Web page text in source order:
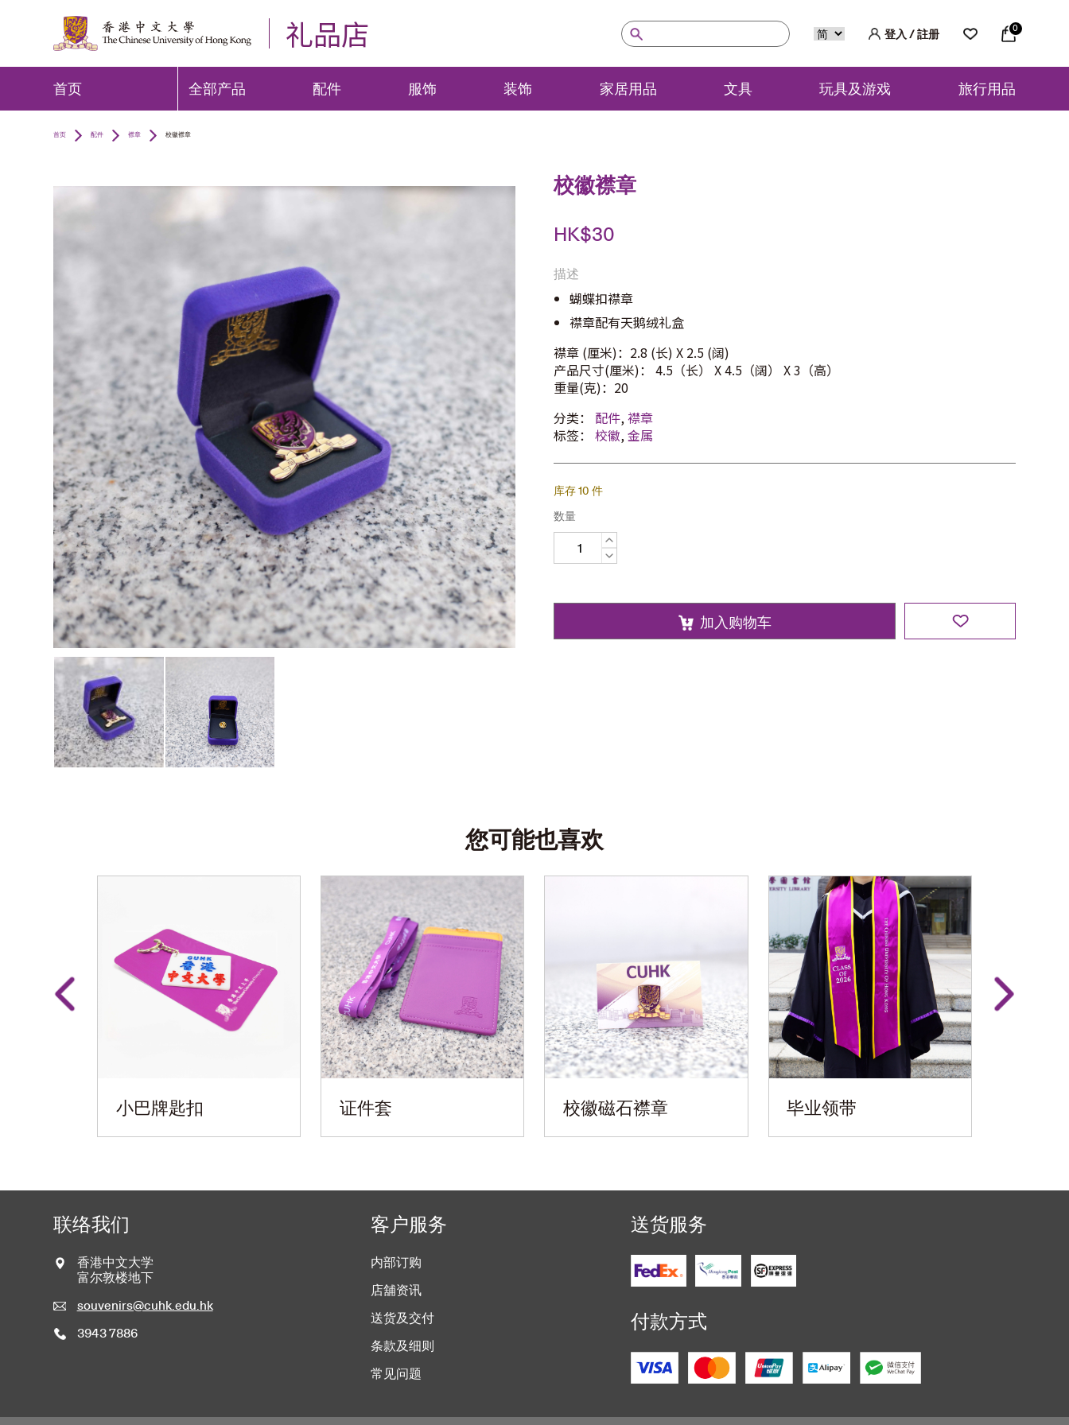
礼品店 登入 / 註册 0
首页 全部产品 配件 服饰 装饰 家居用品 文具 玩具及游戏 旅行用品
首页 配件 襟章 校徽襟章
校徽襟章
HK$30
描述
蝴蝶扣襟章
襟章配有天鹅绒礼盒
襟章 (厘米)：2.8 (长) X 2.5 (阔)
产品尺寸(厘米)： 4.5（长） X 4.5（阔） X 3（高）
重量(克)：20
分类： 配件,襟章
标签：校徽,金属
库存 10 件
数量
校
数
加入购物车
您可能也喜欢
小巴牌匙扣 证件套 校徽磁石襟章 毕业领带
联络我们
香港中文大学
富尔敦楼地下
souvenirs@cuhk.edu.hk
3943 7886
客户服务
内部订购
店舖资讯
送货及交付
条款及细则
常见问题
送货服务
付款方式